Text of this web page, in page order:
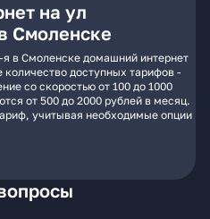
на ул
Смоленске
в Смоленске домашний интернет
доступных тарифов -
со скоростью от 100 до 1000
от 500 до 2000 рублей в месяц.
учитывая необходимые опции